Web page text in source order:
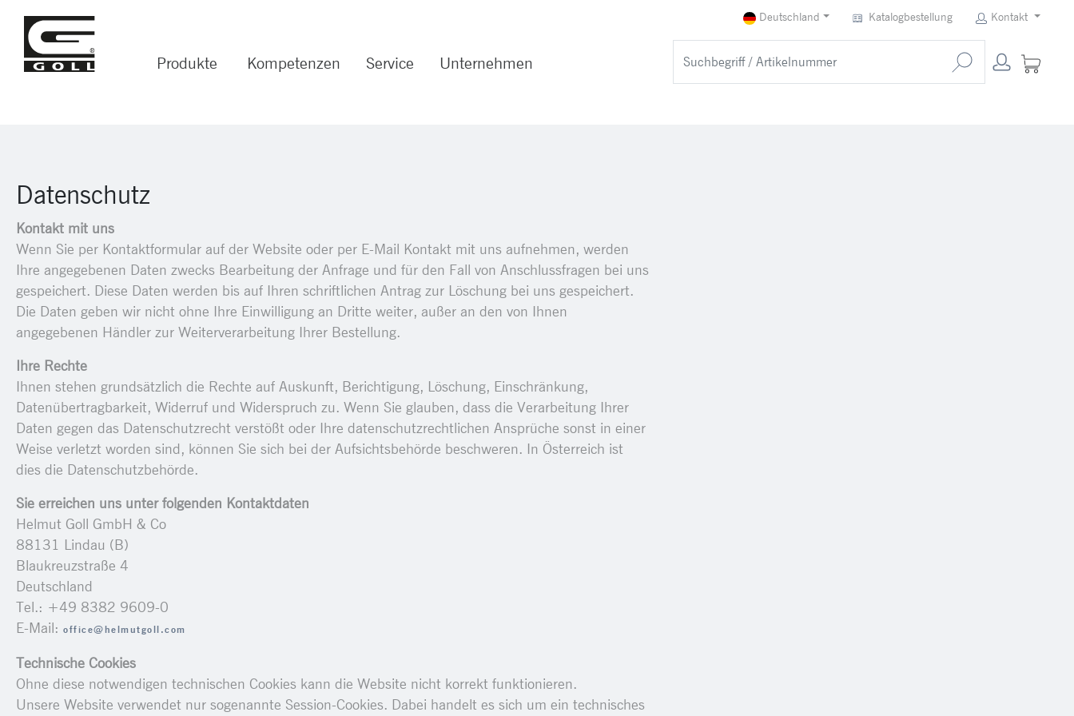
Deutschland Katalogbestellung Kontakt
Produkte Kompetenzen Service Unternehmen
Datenschutz
Kontakt mit uns
Wenn Sie per Kontaktformular auf der Website oder per E-Mail Kontakt mit uns aufnehmen, werden
Ihre angegebenen Daten zwecks Bearbeitung der Anfrage und für den Fall von Anschlussfragen bei uns
gespeichert. Diese Daten werden bis auf Ihren schriftlichen Antrag zur Löschung bei uns gespeichert.
Die Daten geben wir nicht ohne Ihre Einwilligung an Dritte weiter, außer an den von Ihnen
angegebenen Händler zur Weiterverarbeitung Ihrer Bestellung.
Ihre Rechte
Ihnen stehen grundsätzlich die Rechte auf Auskunft, Berichtigung, Löschung, Einschränkung,
Datenübertragbarkeit, Widerruf und Widerspruch zu. Wenn Sie glauben, dass die Verarbeitung Ihrer
Daten gegen das Datenschutzrecht verstößt oder Ihre datenschutzrechtlichen Ansprüche sonst in einer
Weise verletzt worden sind, können Sie sich bei der Aufsichtsbehörde beschweren. In Österreich ist
dies die Datenschutzbehörde.
Sie erreichen uns unter folgenden Kontaktdaten
Helmut Goll GmbH & Co
88131 Lindau (B)
Blaukreuzstraße 4
Deutschland
Tel.: +49 8382 9609-0
E-Mail: office@helmutgoll.com
Technische Cookies
Ohne diese notwendigen technischen Cookies kann die Website nicht korrekt funktionieren.
Unsere Website verwendet nur sogenannte Session-Cookies. Dabei handelt es sich um ein technisches